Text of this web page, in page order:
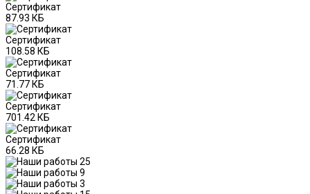
Сертификат
87.93 КБ
Сертификат
108.58 КБ
Сертификат
71.77 КБ
Сертификат
701.42 КБ
Сертификат
66.28 КБ